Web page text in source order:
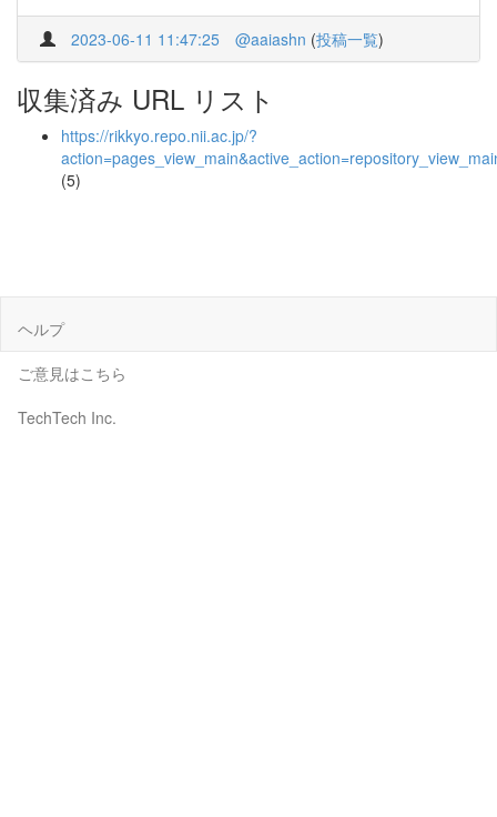
2023-06-11 11:47:25 @aaiashn (投稿一覧)
収集済み URL リスト
https://rikkyo.repo.nii.ac.jp/?
(5)
ヘルプ
ご意見はこちら
TechTech Inc.